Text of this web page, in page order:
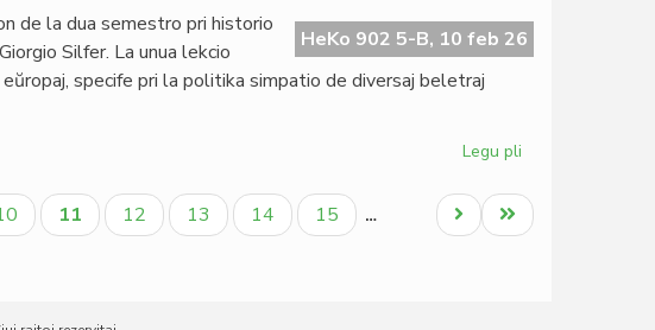
kerno
de
HeKo 902 5-B, 10 feb 26
de la dua semestro pri historio
Silfer. La unua lekcio
specife pri la politika simpatio de diversaj beletraj
Legu pli
literaturo
ĉe
Aktuala
paĝo
11 Paĝo
12 Paĝo
13 Paĝo
14 Paĝo
15 …
Last
page
Next
page